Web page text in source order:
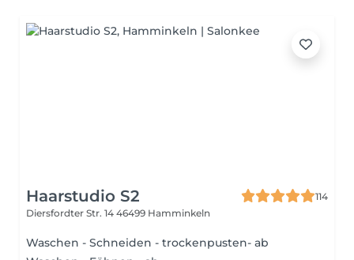
Haarstudio S2
114
Diersfordter Str. 14 46499 Hamminkeln
Waschen - Schneiden - trockenpusten- ab